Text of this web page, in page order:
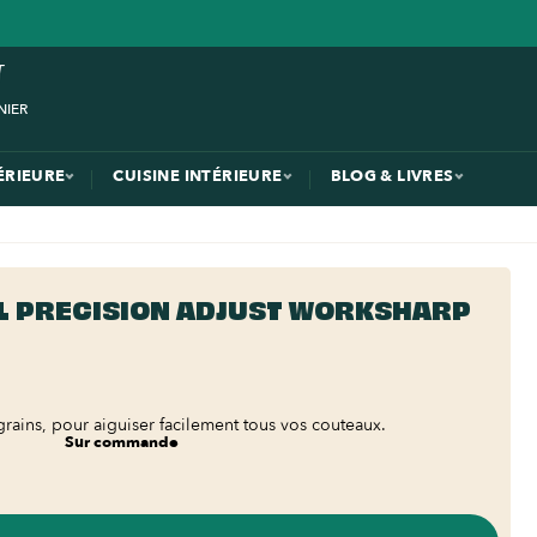
CUISINE INTÉRIEURE BLOG & LIVRES
PRECISION ADJUST WORKSHARP
pour aiguiser facilement tous vos couteaux.
Sur commande